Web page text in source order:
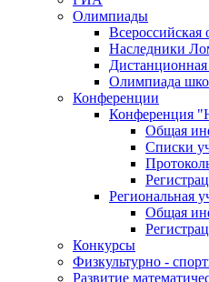
Олимпиады
Наследники
Олимпиада
Конференции
Конференция
Общая
Списки
Региональная
Общая
Конкурсы
Физкультурно -
Развитие